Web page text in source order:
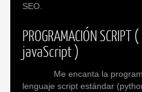
SEO.
PROGRAMACIÓN
javaScript )
Me encanta la
lenguaje script estándar